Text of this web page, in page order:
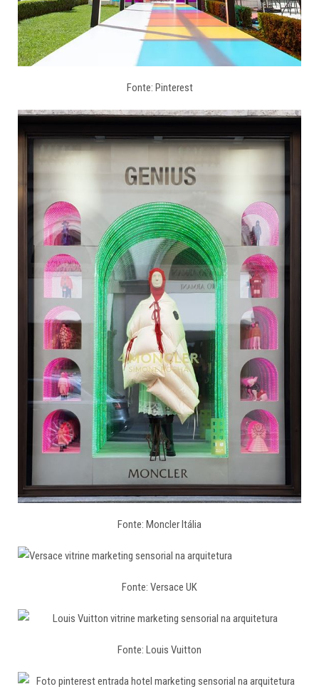
Fonte: Pinterest
Fonte: Moncler Itália
Fonte: Versace UK
Fonte: Louis Vuitton